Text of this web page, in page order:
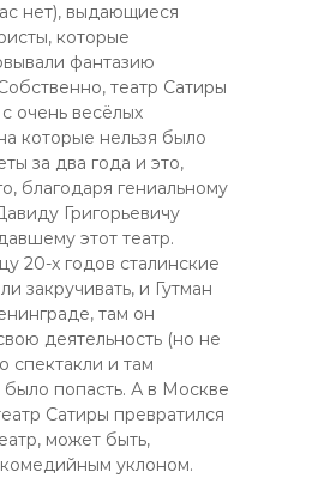
нет), выдающиеся
которые
фантазию
театр Сатиры
очень весёлых
которые нельзя было
за два года и это,
благодаря гениальному
Григорьевичу
этот театр.
20-х годов сталинские
закручивать, и Гутман
там он
деятельность (но не
спектакли и там
попасть. А в Москве
Сатиры превратился
может быть,
уклоном.